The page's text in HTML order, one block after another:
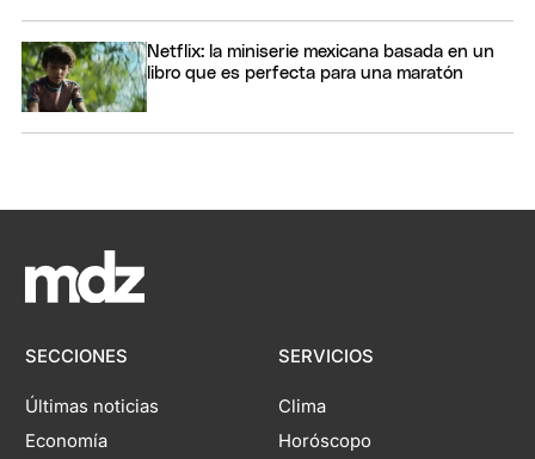
Netflix: la miniserie mexicana basada en un
libro que es perfecta para una maratón
SECCIONES
Últimas noticias
Economía
SERVICIOS
Clima
Horóscopo